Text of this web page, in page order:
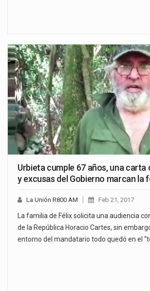
Urbieta cumple 67 años, una carta
y excusas del Gobierno marcan la
La Unión R800 AM Feb 21, 2017
La familia de Félix solicita una audiencia
de la República Horacio Cartes, sin
entorno del mandatario todo quedó en el